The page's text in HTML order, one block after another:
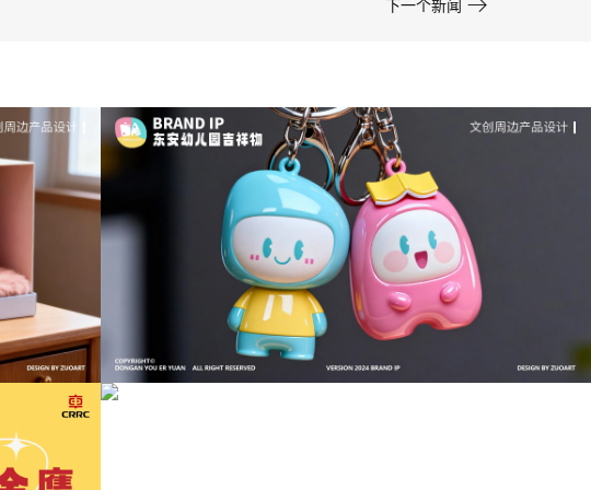
下一个新闻 
成功案例：品牌IP设计的视觉体系 | IP设计公司-佐
案设计